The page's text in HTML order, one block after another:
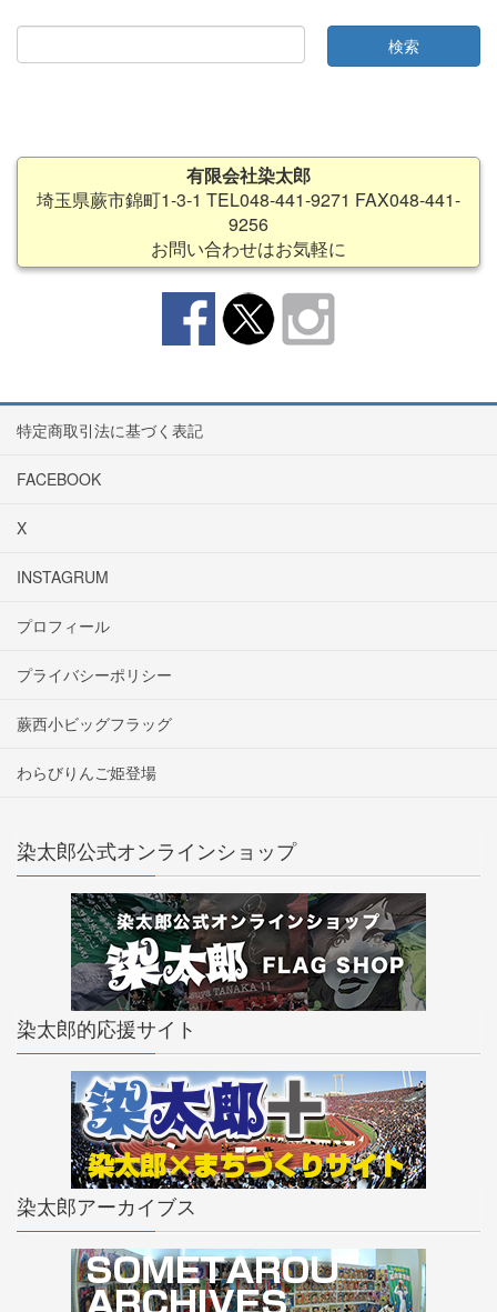
有限会社染太郎
埼玉県蕨市錦町1-3-1 TEL048-441-9271 FAX048-441-
9256
お問い合わせはお気軽に
特定商取引法に基づく表記
FACEBOOK
X
INSTAGRUM
プロフィール
プライバシーポリシー
蕨西小ビッグフラッグ
わらびりんご姫登場
染太郎公式オンラインショップ
染太郎的応援サイト
染太郎アーカイブス